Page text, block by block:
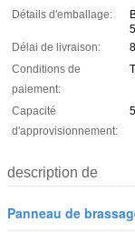
Détails d'emballage:
Délai de livraison:
8
Conditions de
paiement:
Capacité
d'approvisionnement:
description de
Panneau de